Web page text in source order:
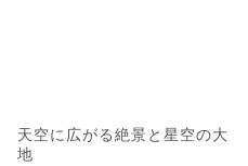
天空に広がる絶景と星空の大
地